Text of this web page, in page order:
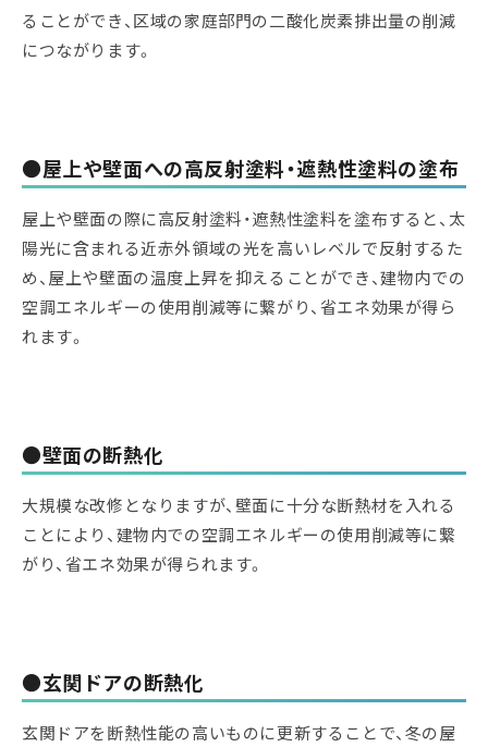
ることができ、区域の家庭部門の二酸化炭素排出量の削減
につながります。
●屋上や壁面への高反射塗料・遮熱性塗料の塗布
屋上や壁面の際に高反射塗料・遮熱性塗料を塗布すると、太
陽光に含まれる近赤外領域の光を高いレベルで反射するた
め、屋上や壁面の温度上昇を抑えることができ、建物内での
空調エネルギーの使用削減等に繋がり、省エネ効果が得ら
れます。
●壁面の断熱化
大規模な改修となりますが、壁面に十分な断熱材を入れる
ことにより、建物内での空調エネルギーの使用削減等に繋
がり、省エネ効果が得られます。
●玄関ドアの断熱化
玄関ドアを断熱性能の高いものに更新することで、冬の屋